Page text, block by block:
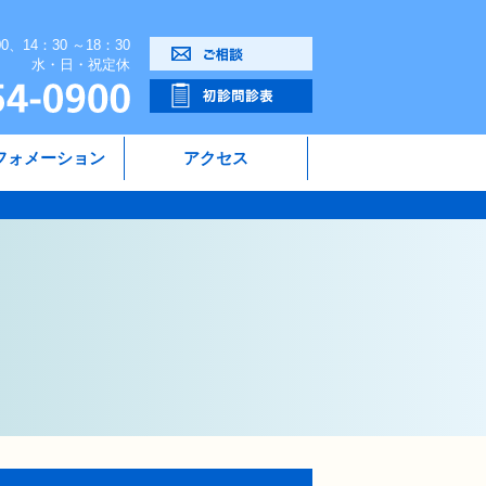
、14：30 ～18：30
水・日・祝定休
ォメーション アクセス